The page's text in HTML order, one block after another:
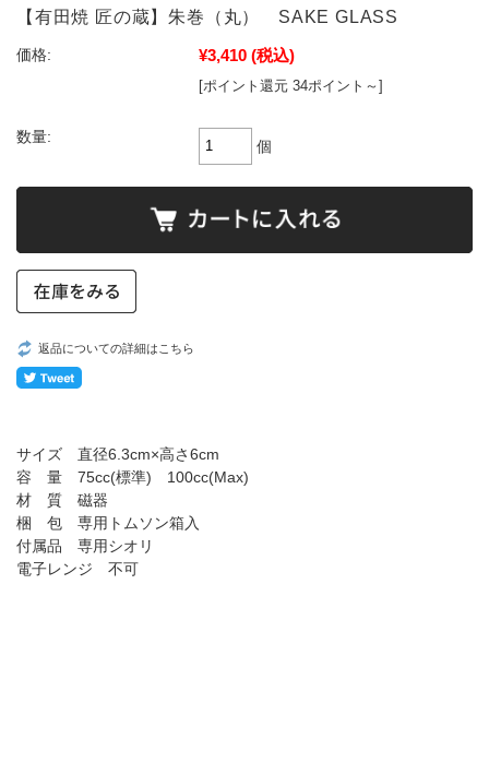
【有田焼 匠の蔵】朱巻（丸） SAKE GLASS
価格: ¥3,410 (税込)
[ポイント還元 34ポイント～]
数量:
個
返品についての詳細はこちら
サイズ 直径6.3cm×高さ6cm
容 量 75cc(標準) 100cc(Max)
材 質 磁器
梱 包 専用トムソン箱入
付属品 専用シオリ
電子レンジ 不可